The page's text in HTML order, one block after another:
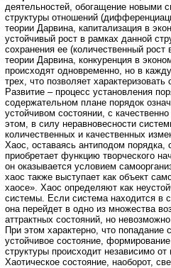
деятельностей, обогащение новыми
структуры отношений
теории Дарвина, капитализация в
устойчивый рост в рамках данной
сохранения ее (количественный рост
теории Дарвина, конкуренция в
происходят одновременно, но в
трех, что позволяет
Развитие – процесс установления
содержательном плане порядок
устойчивом состоянии, с
этом, в силу неравновесности
количественных и качественных
Хаос, оставаясь антиподом порядка,
приобретает функцию творческого
он оказывается условием
хаос также выступает как объект
хаосе». Хаос определяют как
системы. Если система находится в
она перейдет в одно из множества
аттрактных состояний, но
При этом характерно, что попадание
устойчивое состояние,
структуры происходит независимо
Хаотическое состояние, наоборот,